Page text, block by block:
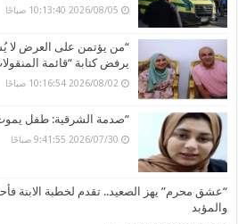
2026/08/05 10:13:40 صباحًا
“من يؤتمن على العرض لا
يرفض كتابة “قائمة
2026/08/02 10:16:54 صباحًا
“صدمة الشرقية: طفل
2026/07/30 9:41:55 صباحًا
“عشق محرم” يهز الصعيد.. تقدم لخطبة الابنة
والمؤبد